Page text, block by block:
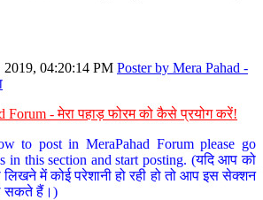
2019, 04:20:14 PM Poster by Mera Pahad -
Forum - मेरा पहाड़ फोरम को कैसे प्रयोग करें!
to post in MeraPahad Forum please go
in this section and start posting. (यदि आप को
लिखने में कोई परेशानी हो रही हो तो आप इस सेक्शन
सकते हैं।)